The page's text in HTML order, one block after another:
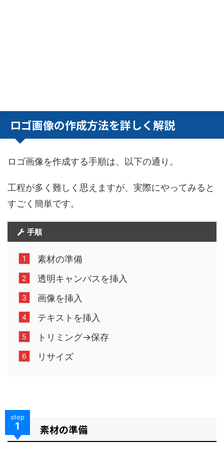
ロゴ画像の作成方法を詳しく解説
ロゴ画像を作成する手順は、以下の通り。
工程が多く難しく思えますが、実際にやってみると
すごく簡単です。
手順
素材の準備
透明キャンバスを挿入
画像を挿入
テキストを挿入
トリミング→保存
リサイズ
step
1 素材の準備